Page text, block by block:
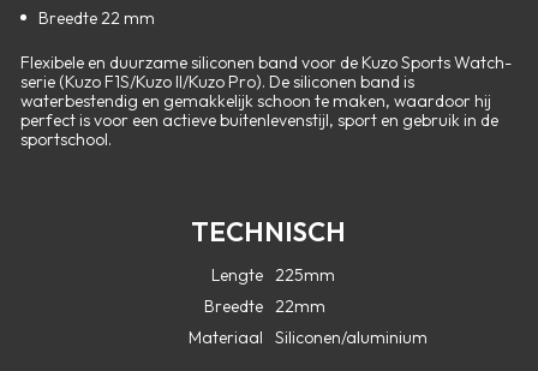
Breedte 22 mm
Flexibele en duurzame siliconen band voor de Kuzo Sports Watch-
serie (Kuzo F1S/Kuzo II/Kuzo Pro). De siliconen band is
waterbestendig en gemakkelijk schoon te maken, waardoor hij
perfect is voor een actieve buitenlevenstijl, sport en gebruik in de
sportschool.
TECHNISCH
Lengte 225mm
Breedte 22mm
Materiaal
Siliconen/aluminium